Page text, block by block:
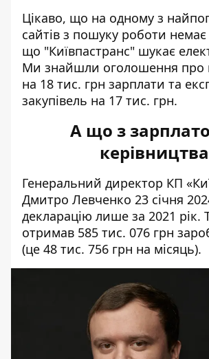
Цікаво, що на одному з
сайтів з пошуку роботи
що "Київпастранс" шукає
Ми знайшли оголошення про
на 18 тис. грн зарплати та
закупівель на 17 тис. грн.
А що з
керівництва
Генеральний директор КП
Дмитро Левченко 23 січня
декларацію лише за 2021 рік.
отримав 585 тис. 076 грн
(це 48 тис. 756 грн на місяць).